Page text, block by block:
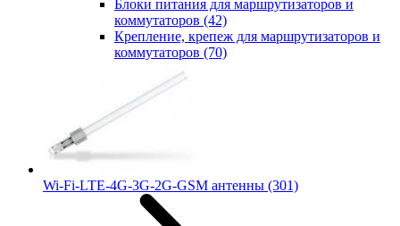
Блоки питания для маршрутизаторов и
коммутаторов (42)
Крепление, крепеж для маршрутизаторов и
коммутаторов (70)
Wi-Fi-LTE-4G-3G-2G-GSM антенны (301)